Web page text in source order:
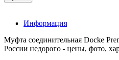
Информация
Муфта соединительная Docke
России недорого - цены, фото,